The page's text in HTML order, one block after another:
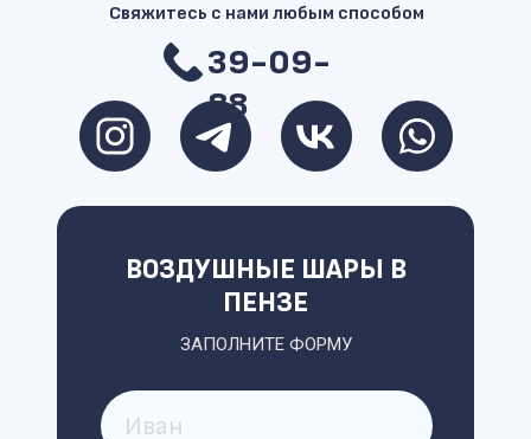
39-09-
88
ЗАПОЛНИТЕ ФОРМУ
ВОЗДУШНЫЕ ШАРЫ В
ПЕНЗЕ
Свяжитесь с нами любым способом